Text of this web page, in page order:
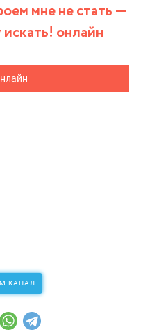
мне не стать —
онлайн
КАНАЛ